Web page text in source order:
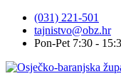
(031) 221-501
tajnistvo@obz.hr
Pon-Pet 7:30 -